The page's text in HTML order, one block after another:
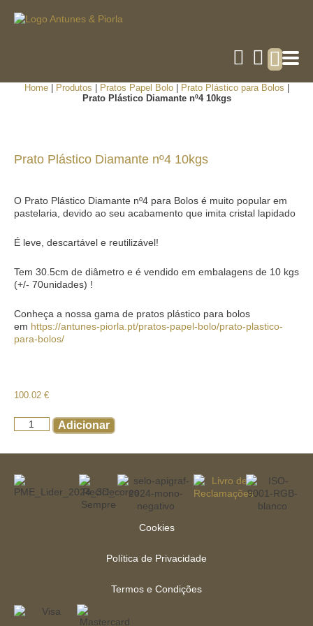
Home| Produtos Pratos Papel Bolo| Prato Plástico para Bolos
Prato Plástico Diamante nº4 10kgs
Prato Plástico Diamante nº4 10kgs
O Prato Plástico Diamante nº4 para Bolos é muito popular em
pastelaria, devido ao seu acabamento que imita cristal lapidado
É leve, descartável e reutilizável!
Tem 30.5cm de diâmetro e é vendido em embalagens de 10 kgs
(+/- 70unidades) !
Conheça a nossa gama de pratos plástico para bolos
em https://antunes-piorla.pt/pratos-papel-bolo/prato-plastico-
para-bolos/
100.02 €
Adicionar
Cookies
Política de Privacidade
Termos e Condições